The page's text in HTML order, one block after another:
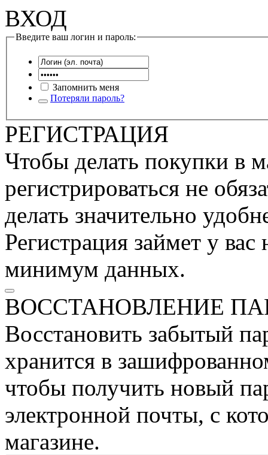
ВХОД
Введите ваш логин и пароль:
Запомнить меня
Потеряли пароль?
РЕГИСТРАЦИЯ
Чтобы делать покупки в
регистрироваться не
делать значительно
Регистрация займет у
минимум данных.
ВОССТАНОВЛЕНИЕ
Восстановить забытый
хранится в
чтобы получить новый
электронной почты, с
магазине.